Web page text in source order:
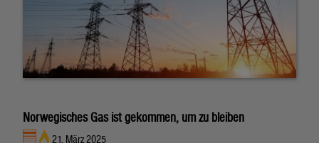
Norwegisches Gas ist gekommen, um zu bleiben
21. März 2025